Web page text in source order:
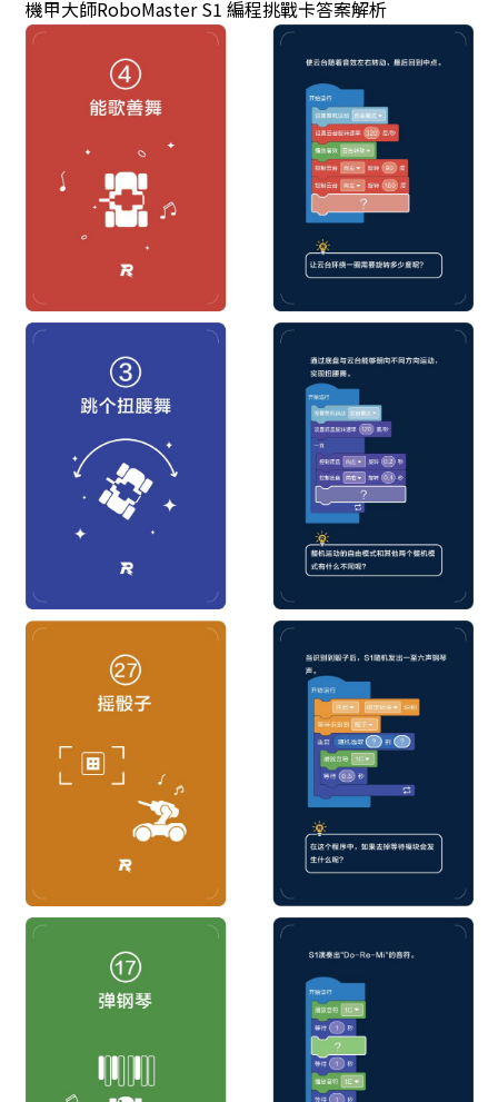
機甲大師RoboMaster S1 編程挑戰卡答案解析